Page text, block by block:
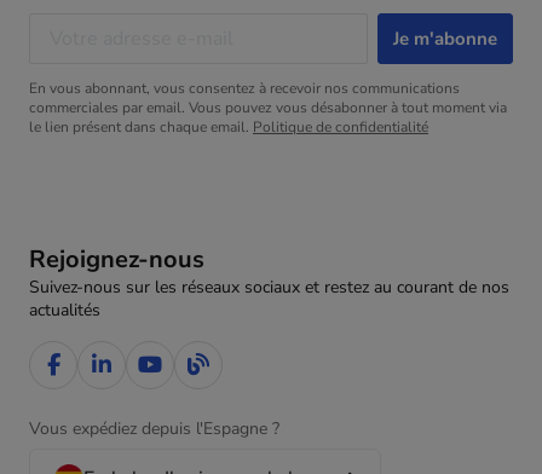
Rejoignez-nous
Suivez-nous sur les réseaux sociaux et restez au courant de nos
actualités
Vous expédiez depuis l'Espagne ?
En vous abonnant, vous consentez à recevoir nos communications
commerciales par email. Vous pouvez vous désabonner à tout moment via
le lien présent dans chaque email. Politique de confidentialité